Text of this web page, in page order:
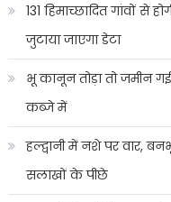
131 हिमाच्छादित गांवों
जुटाया जाएगा डेटा
भू कानून तोड़ा तो जमीन
कब्जे में
हल्द्वानी में नशे पर वार,
सलाखों के पीछे